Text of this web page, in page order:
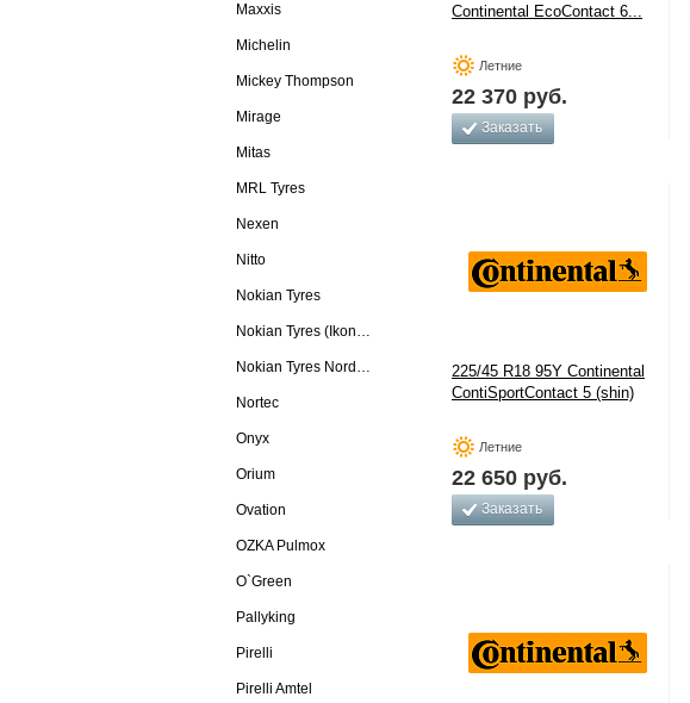
Maxxis
Michelin
Mickey Thompson
Mirage
Mitas
MRL Tyres
Nexen
Nitto
Nokian Tyres
Nokian Tyres (Ikon Tyres)
Nokian Tyres Nordman
Nortec
Onyx
Orium
Ovation
OZKA Pulmox
O`Green
Pallyking
Pirelli
Pirelli Amtel
Continental EcoContact 6...
Летние
22 370 руб.
Заказать
225/45 R18 95Y Continental
ContiSportContact 5 (shin)
Летние
22 650 руб.
Заказать